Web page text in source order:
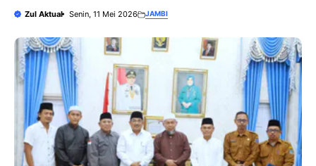
Zul Aktual Senin, 11 Mei 2026 JAMBI